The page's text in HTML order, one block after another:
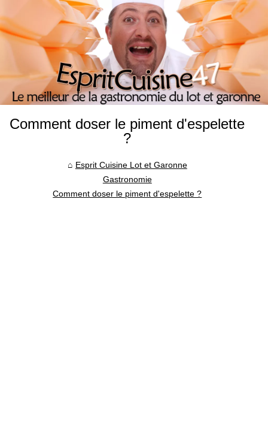
Comment doser le piment d'espelette
?
Esprit Cuisine Lot et Garonne
Gastronomie
Comment doser le piment d'espelette ?